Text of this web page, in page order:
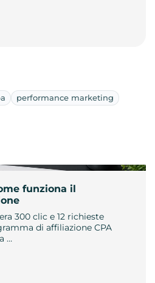
performance marketing
funziona il
300 clic e 12 richieste
di affiliazione CPA
…